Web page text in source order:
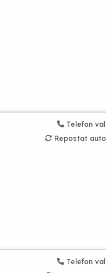
Telefon
Repostat
Telefon